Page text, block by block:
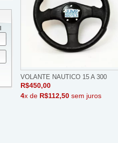
VOLANTE NAUTICO 15 A 300
R$450,00
4x de R$112,50 sem juros